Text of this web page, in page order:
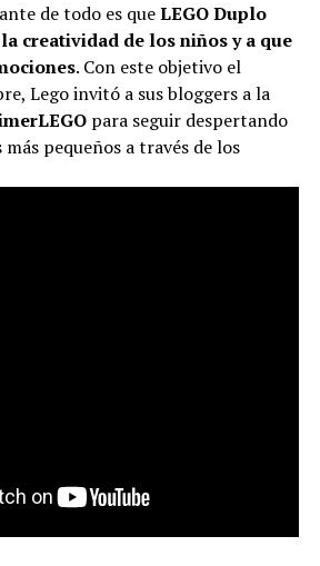
de todo es queLEGO Duplo
creatividad de los niños y a que
. Con este objetivo el
Lego invitó a sus bloggers a la
para seguir despertando
pequeños a través de los